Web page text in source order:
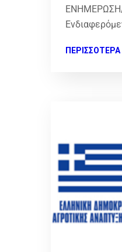
ΠΕΡΙΣΣΌΤΕΡΑ